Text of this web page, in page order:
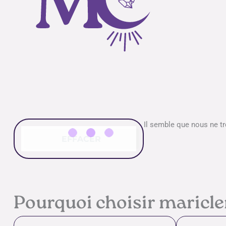
EFFACER
Il semble que nous ne
Pourquoi choisir